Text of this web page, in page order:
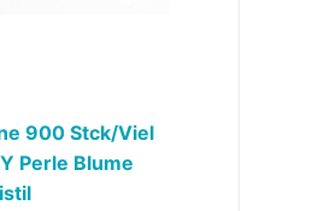
900 Stck/Viel
Perle Blume